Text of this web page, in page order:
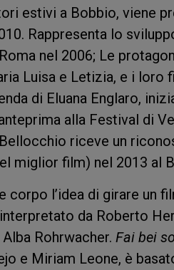
estivi a Bobbio, viene
Rappresenta lo
nel 2006; Le
Luisa e Letizia, e i loro
di Eluana Englaro,
alla Festival di
riceve un
miglior film) nel 2013 al
corpo l’idea di girare un
da Roberto
Rohrwacher. Fai bei
e Miriam Leone, è